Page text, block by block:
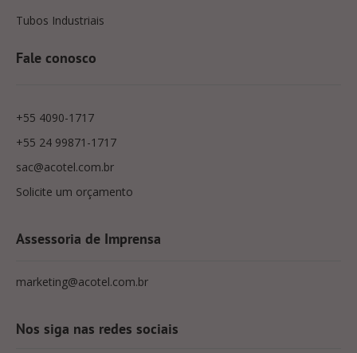
Tubos Industriais
Fale conosco
+55 4090-1717
+55 24 99871-1717
sac@acotel.com.br
Solicite um orçamento
Assessoria de Imprensa
marketing@acotel.com.br
Nos siga nas redes sociais